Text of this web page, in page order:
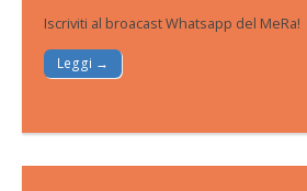
Iscriviti al broacast Whatsapp del MeRa!
Leggi →